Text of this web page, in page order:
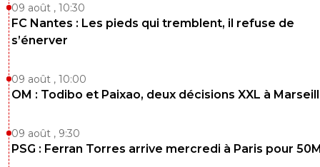
09 août , 10:30
FC Nantes : Les pieds qui tremblent, il refuse de
s’énerver
09 août , 10:00
OM : Todibo et Paixao, deux décisions XXL à
09 août , 9:30
PSG : Ferran Torres arrive mercredi à Paris pour